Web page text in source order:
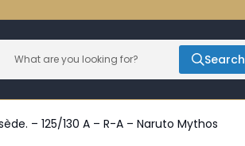
Search
– 125/130 A – R-A – Naruto Mythos